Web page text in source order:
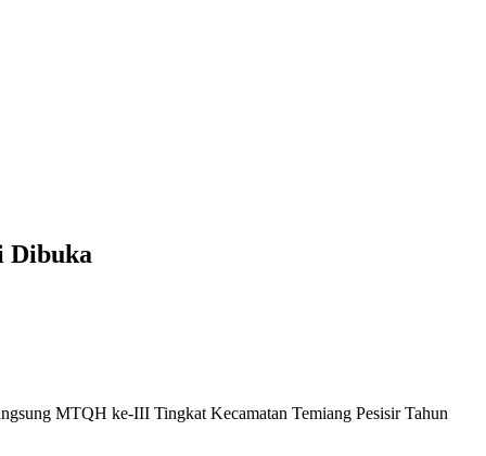
Dibuka
MTQH ke-III Tingkat Kecamatan Temiang Pesisir Tahun